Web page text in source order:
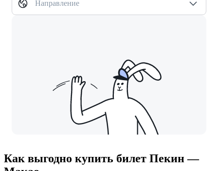
Направление
Как выгодно купить билет Пекин —